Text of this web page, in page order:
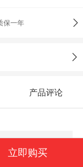
保一年
产品评论
立即购买